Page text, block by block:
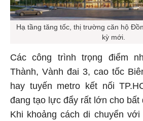
Hạ tầng tăng tốc, thị trường căn hộ
kỳ mới.
Các công trình trọng điểm
Thành, Vành đai 3, cao tốc
hay tuyến metro kết nối
đang tạo lực đẩy rất lớn cho bất
Khi khoảng cách di chuyển